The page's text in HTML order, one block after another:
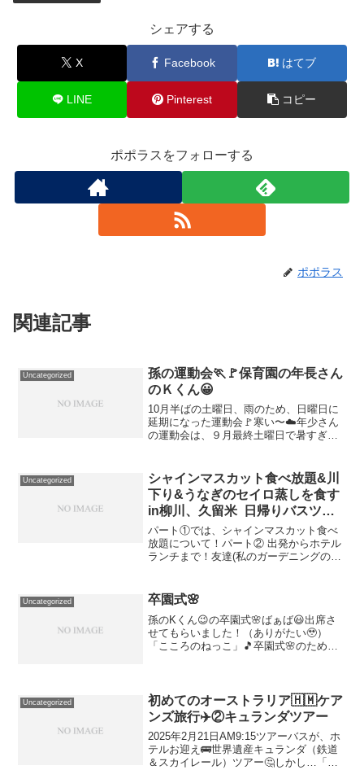
シェアする
X Facebook はてブ
LINE Pinterest コピー
ポポラスをフォローする
ポポラス
関連記事
Uncategorized
孫の運動会🏃🚩保育園の年長さん
のＫくん😀
10月半ばの土曜日、雨のため、日曜日に
延期になった運動会🚩寒い〜☁️年少さん
の運動会は、９月最終土曜日で暑すぎ🌞
とに、幸せなことです♡入場行進では、
ニコニコ笑顔で！😀とん...
Uncategorized
シャインマスカット食べ放題&川
下り&うなぎのセイロ蒸しを食す
in柳川、久留米 日帰りバスツア
ーに参加！パート②
パート①では、シャインマスカット食べ
放題について！パート② 出発からホテル
ランチまで！友達(私のガーデニングの師
楽しみ～」博多駅筑紫口 8:50集合参加人
数46名で満...
Uncategorized 卒園式🌸
孫のKくん😉の卒園式🌸ばぁば😃出席さ
せてもらいました！（ありがたい🥹）
「こころのねっこ」🎵卒園式🌸のため
のね〜！」「そうなんよー。ち...
Uncategorized
初めてのオーストラリア🇭🇲ケア
ンズ旅行✈️②キュランダツアー
2025年2月21日AM9:15ツアーバスが、ホ
テルお迎え🚌世界遺産キュランダ（鉄道
＆スカイレール）ツアー🤔しかし…「キ